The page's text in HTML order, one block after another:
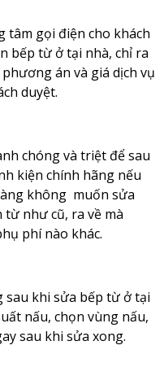
tâm gọi điện cho khách
bếp từ ở tại nhà, chỉ ra
án và giá dịch vụ
duyệt.
chóng và triệt để sau
kiện chính hãng nếu
không muốn sửa
như cũ, ra về mà
phí nào khác.
sau khi sửa bếp từ ở tại
nấu, chọn vùng nấu,
sau khi sửa xong.